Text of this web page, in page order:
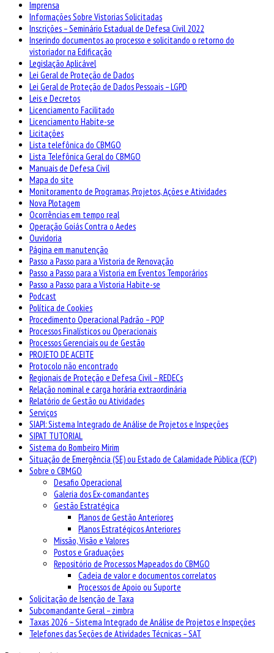
Imprensa
Informações Sobre Vistorias Solicitadas
Inscrições – Seminário Estadual de Defesa Civil 2022
Inserindo documentos ao processo e solicitando o retorno do
vistoriador na Edificação
Legislação Aplicável
Lei Geral de Proteção de Dados
Lei Geral de Proteção de Dados Pessoais – LGPD
Leis e Decretos
Licenciamento Facilitado
Licenciamento Habite-se
Licitações
Lista telefônica do CBMGO
Lista Telefônica Geral do CBMGO
Manuais de Defesa Civil
Mapa do site
Monitoramento de Programas, Projetos, Ações e Atividades
Nova Plotagem
Ocorrências em tempo real
Operação Goiás Contra o Aedes
Ouvidoria
Página em manutenção
Passo a Passo para a Vistoria de Renovação
Passo a Passo para a Vistoria em Eventos Temporários
Passo a Passo para a Vistoria Habite-se
Podcast
Política de Cookies
Procedimento Operacional Padrão – POP
Processos Finalísticos ou Operacionais
Processos Gerenciais ou de Gestão
PROJETO DE ACEITE
Protocolo não encontrado
Regionais de Proteção e Defesa Civil – REDECs
Relação nominal e carga horária extraordinária
Relatório de Gestão ou Atividades
Serviços
SIAPI: Sistema Integrado de Análise de Projetos e Inspeções
SIPAT TUTORIAL
Sistema do Bombeiro Mirim
Situação de Emergência (SE) ou Estado de Calamidade Pública (ECP)
Sobre o CBMGO
Desafio Operacional
Galeria dos Ex-comandantes
Gestão Estratégica
Planos de Gestão Anteriores
Planos Estratégicos Anteriores
Missão, Visão e Valores
Postos e Graduações
Repositório de Processos Mapeados do CBMGO
Cadeia de valor e documentos correlatos
Processos de Apoio ou Suporte
Solicitação de Isenção de Taxa
Subcomandante Geral – zimbra
Taxas 2026 – Sistema Integrado de Análise de Projetos e Inspeções
Telefones das Seções de Atividades Técnicas – SAT